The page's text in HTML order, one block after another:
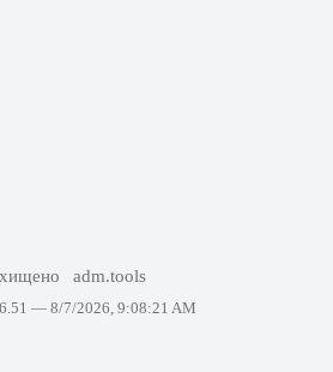
adm.tools
— 8/7/2026, 9:08:21 AM